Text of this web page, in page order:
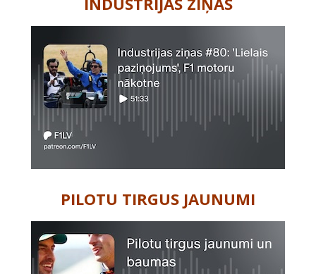
PILOTU TIRGUS JAUNUMI